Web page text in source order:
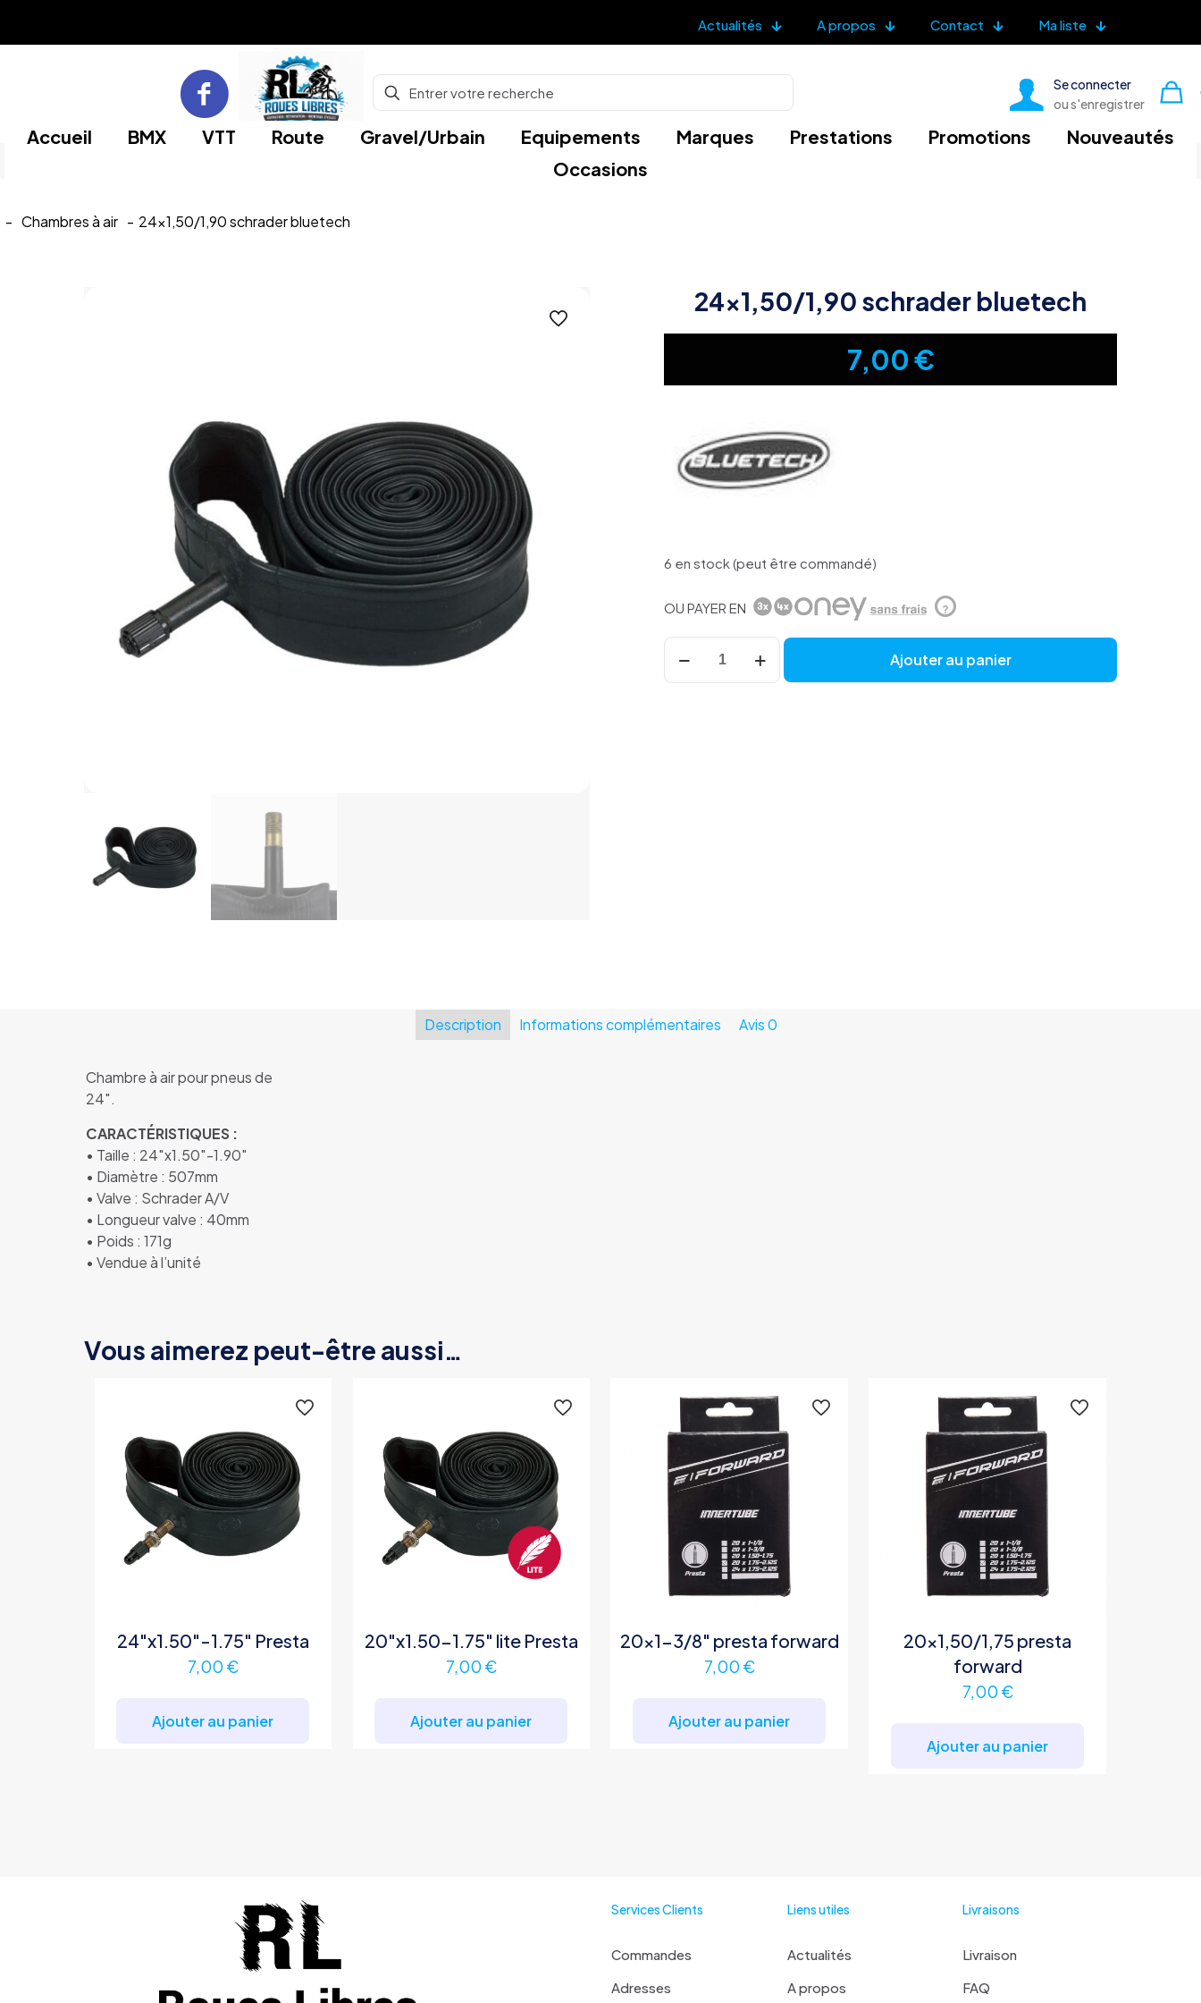
Actualités A propos Contact Ma liste
Se connecter
ou s'enregistrer
Accueil BMX VTT Route Gravel/Urbain Equipements Marques Prestations Promotions
Nouveautés
Occasions
- Chambres à air - 24×1,50/1,90 schrader bluetech
24×1,50/1,90 schrader bluetech
7,00€
6 en stock (peut être commandé)
OU PAYER EN ?
quantité
de
24x1,50/1,90
Ajouter au panier
Description Informations complémentaires Avis0
Chambre à air pour pneus de
24″.
CARACTÉRISTIQUES :
• Taille : 24″x1.50″-1.90″
• Diamètre : 507mm
• Valve : Schrader A/V
• Longueur valve : 40mm
• Poids : 171g
• Vendue à l’unité
Vous aimerez peut-être aussi…
24″x1.50″-1.75″ Presta
7,00 €
Ajouter au panier
20″x1.50-1.75″ lite Presta
7,00 €
Ajouter au panier
20×1-3/8″ presta forward
7,00 €
Ajouter au panier
20×1,50/1,75 presta
forward
7,00 €
Ajouter au panier
Services Clients
Commandes
Adresses
Liens utiles
Actualités
A propos
Livraisons
Livraison
FAQ